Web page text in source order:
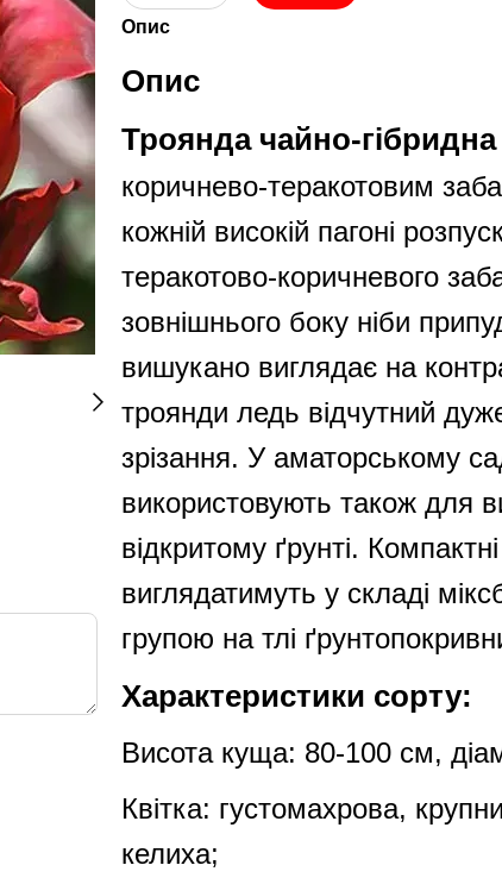
Опис
Опис
Троянда чайно-гібридна
коричнево-теракотовим
кожній високій пагоні
теракотово-коричневого
зовнішнього боку ніби
вишукано виглядає на
троянди ледь відчутний
зрізання. У аматорському
використовують також для
відкритому ґрунті.
виглядатимуть у складі
групою на тлі
Характеристики сорту:
Висота куща: 80-100 см,
Квітка: густомахрова,
келиха;